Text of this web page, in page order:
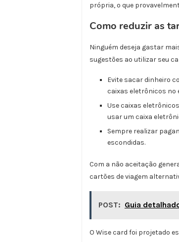
própria, o que
Como reduzir as
Ninguém deseja gastar
sugestões ao utilizar seu
Evite sacar dinheiro
caixas eletrônicos no
Use caixas
usar um caixa
Sempre realizar
escondidas.
Com a não aceitação
cartões de viagem
POST: Guia
O Wise card foi projetado